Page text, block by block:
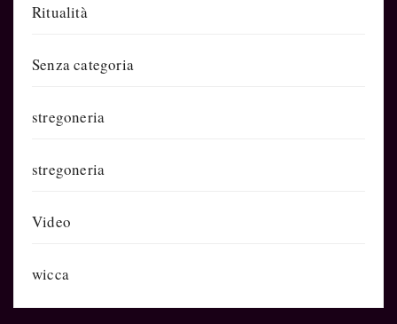
Ritualità
Senza categoria
stregoneria
stregoneria
Video
wicca